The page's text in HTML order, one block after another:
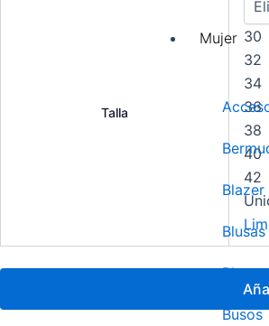
Mujer
Blazer
Blusas
Busos
Talla
30
32
34
36
38
40
42